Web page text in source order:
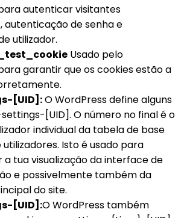
autenticar visitantes
autenticação de senha e
utilizador.
Usado pelo
garantir que os cookies estão a
[UID]:O WordPress define alguns
[UID]. O número no final é o
individual da tabela de base
utilizadores. Isto é usado para
a tua visualização da interface de
e possivelmente também da
do site.
[UID]:O WordPress também